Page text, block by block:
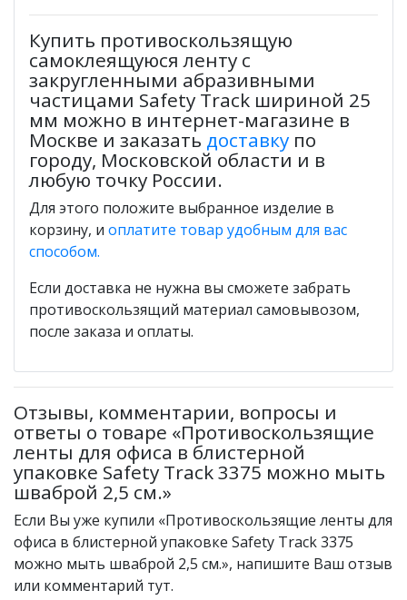
Купить противоскользящую
самоклеящуюся ленту с
закругленными абразивными
частицами Safety Track шириной 25
мм можно в интернет-магазине в
Москве и заказать доставку по
городу, Московской области и в
любую точку России.
Для этого положите выбранное изделие в
корзину, и оплатите товар удобным для вас
способом.
Если доставка не нужна вы сможете забрать
противоскользящий материал самовывозом,
после заказа и оплаты.
Отзывы, комментарии, вопросы и
ответы о товаре «Противоскользящие
ленты для офиса в блистерной
упаковке Safety Track 3375 можно мыть
шваброй 2,5 см.»
Если Вы уже купили «Противоскользящие ленты для
офиса в блистерной упаковке Safety Track 3375
можно мыть шваброй 2,5 см.», напишите Ваш отзыв
или комментарий тут.